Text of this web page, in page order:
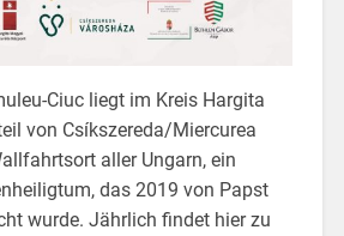
Ciuc liegt im Kreis Hargita
von Csíkszereda/Miercurea
aller Ungarn, ein
das 2019 von Papst
wurde. Jährlich findet hier zu